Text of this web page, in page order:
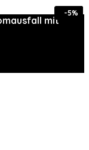
mit
-20%
-20%
-7%
-28%
-33%
-41%
-17%
-5%